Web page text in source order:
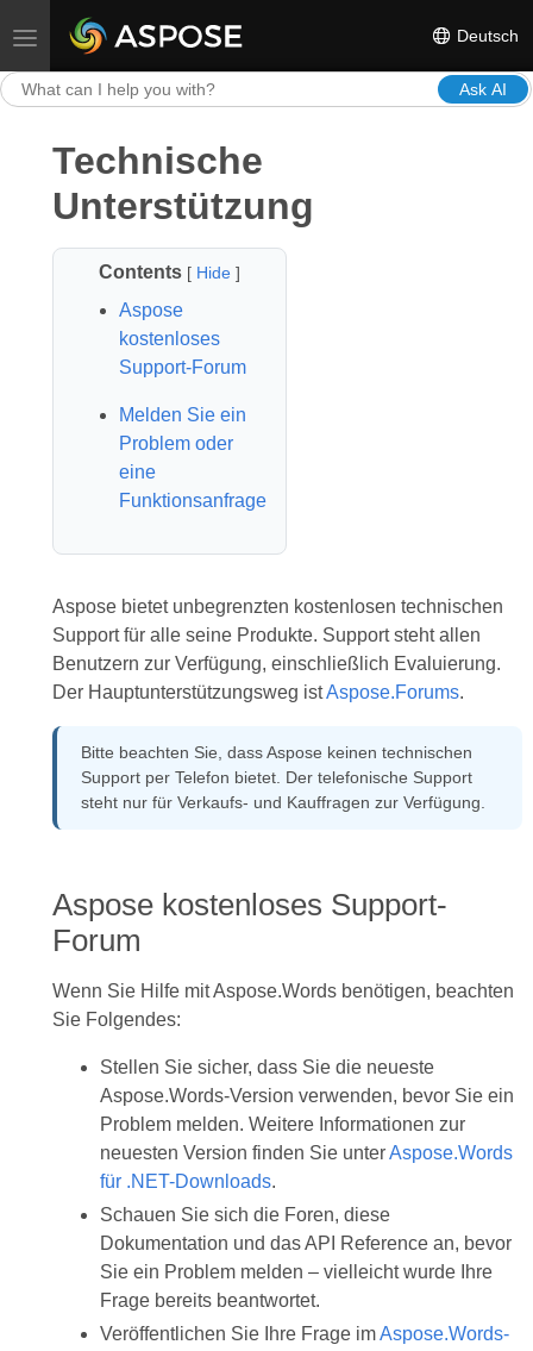
Toggle navigation Deutsch
Ask AI
Technische
Unterstützung
Contents [ Hide]
Aspose
kostenloses
Support-Forum
Melden Sie ein
Problem oder
eine
Funktionsanfrage
Aspose bietet unbegrenzten kostenlosen technischen
Support für alle seine Produkte. Support steht allen
Benutzern zur Verfügung, einschließlich Evaluierung.
Der Hauptunterstützungsweg istAspose.Forums.
Bitte beachten Sie, dass Aspose keinen technischen
Support per Telefon bietet. Der telefonische Support
steht nur für Verkaufs- und Kauffragen zur Verfügung.
Aspose kostenloses Support-
Forum
Wenn Sie Hilfe mit Aspose.Words benötigen, beachten
Sie Folgendes:
Stellen Sie sicher, dass Sie die neueste
Aspose.Words-Version verwenden, bevor Sie ein
Problem melden. Weitere Informationen zur
neuesten Version finden Sie unterAspose.Words
für .NET-Downloads.
Schauen Sie sich die Foren, diese
Dokumentation und das API Reference an, bevor
Sie ein Problem melden – vielleicht wurde Ihre
Frage bereits beantwortet.
Veröffentlichen Sie Ihre Frage imAspose.Words-